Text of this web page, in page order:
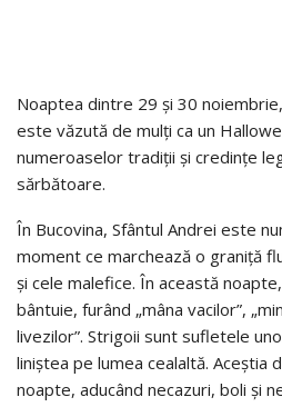
Noaptea dintre 29 și 30
este văzută de mulți ca un
numeroaselor tradiții și credințe
sărbătoare.
În Bucovina, Sfântul Andrei este
moment ce marchează o graniță
și cele malefice. În această
bântuie, furând „mâna vacilor”,
livezilor”. Strigoii sunt sufletele
liniștea pe lumea cealaltă. Aceștia
noapte, aducând necazuri, boli și